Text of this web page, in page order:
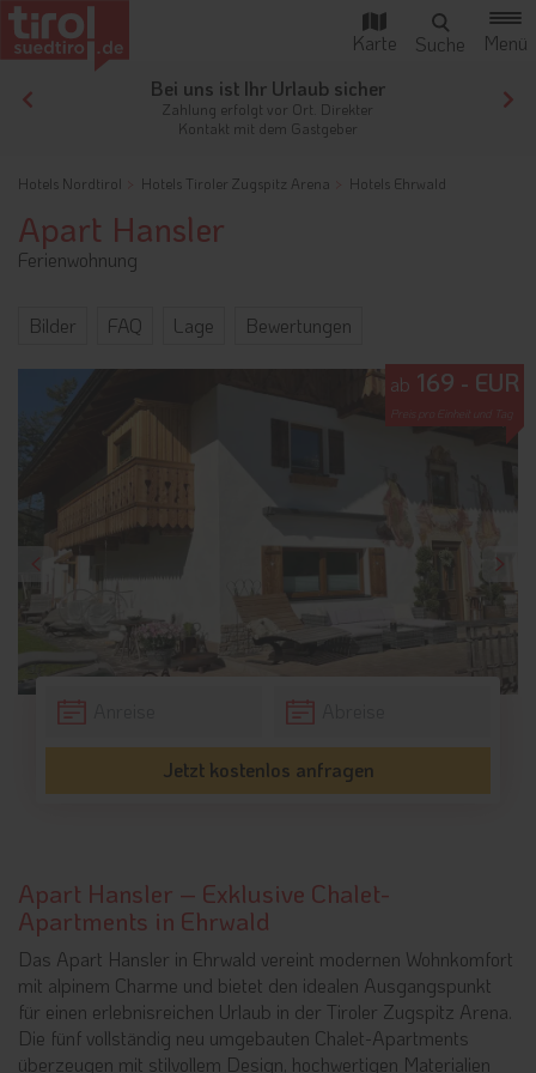
Bei uns ist Ihr Urlaub sicher
Zahlung erfolgt vor Ort. Direkter
Kontakt mit dem Gastgeber
Hotels Nordtirol Hotels Tiroler Zugspitz Arena Hotels Ehrwald
Apart Hansler
Ferienwohnung
Bilder FAQ Lage Bewertungen
ab 169 - EUR
Jetzt kostenlos anfragen
Apart Hansler – Exklusive Chalet-
Apartments in Ehrwald
Das Apart Hansler in Ehrwald vereint modernen Wohnkomfort
mit alpinem Charme und bietet den idealen Ausgangspunkt
für einen erlebnisreichen Urlaub in der Tiroler Zugspitz Arena.
Die fünf vollständig neu umgebauten Chalet-Apartments
überzeugen mit stilvollem Design, hochwertigen Materialien